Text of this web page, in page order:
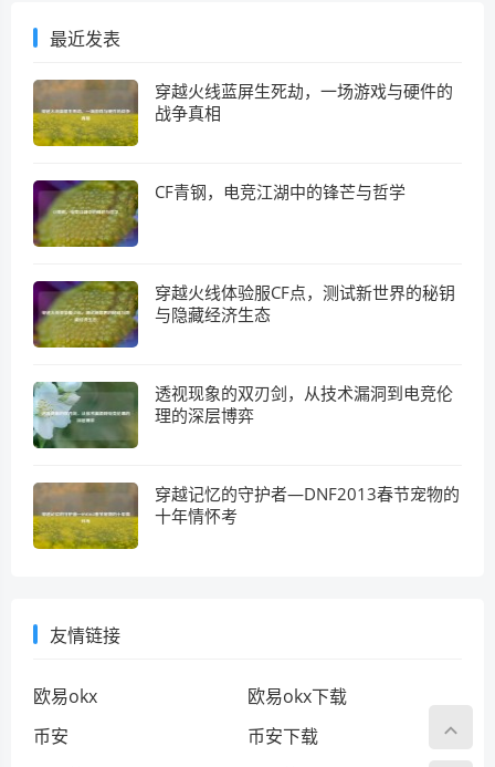
最近发表
穿越火线蓝屏生死劫，一场游戏与硬件的
战争真相
CF青钢，电竞江湖中的锋芒与哲学
穿越火线体验服CF点，测试新世界的秘钥
与隐藏经济生态
透视现象的双刃剑，从技术漏洞到电竞伦
理的深层博弈
穿越记忆的守护者—DNF2013春节宠物的
十年情怀考
友情链接
欧易okx
欧易okx下载
币安
币安下载